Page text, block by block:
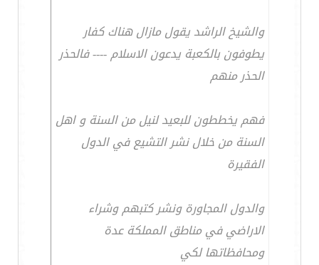
والشيخ الراشد يقول مازال هناك كفار
يطوفون بالكعبة يدعون الاسلام ---- فالحذر
الحذر منهم
فهم يخططون للبعيد لنيل من السنة و اهل
السنة من خلال نشر التشيع في الدول
الفقيرة
والدول المجاورة ونشر كتبهم وشراء
الاراضي في مناطق المملكة عدة
ومحافظاتها لكي